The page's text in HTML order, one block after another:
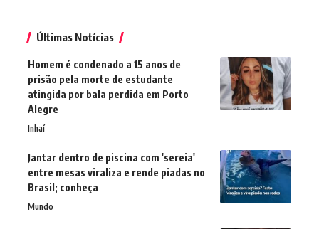
Últimas Notícias
Homem é condenado a 15 anos de
prisão pela morte de estudante
atingida por bala perdida em Porto
Alegre
Inhaí
Jantar dentro de piscina com 'sereia'
entre mesas viraliza e rende piadas no
Brasil; conheça
Mundo